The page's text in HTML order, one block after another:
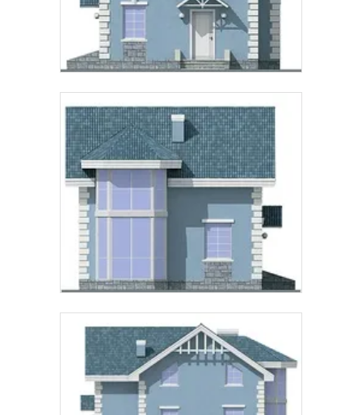
Звонок
Telegram MAX
Даюсогласие на обработку персональных данных
подтверждаю, что ознакомлен(а) с
политикой
обработки персональных данных